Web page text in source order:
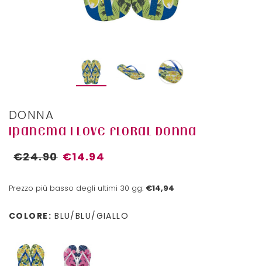
DONNA
IPANEMA I LOVE FLORAL DONNA
€24.90 €14.94
Prezzo più basso degli ultimi 30 gg: €14,94
COLORE: BLU/BLU/GIALLO